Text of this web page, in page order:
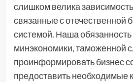
слишком велика
связанные с отечественной
системой. Наша обязанность
минэкономики, таможенной
проинформировать бизнес
предоставить необходимые